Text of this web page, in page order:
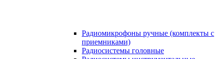
Радиомикрофоны ручные (комплекты с
приемниками)
Радиосистемы головные